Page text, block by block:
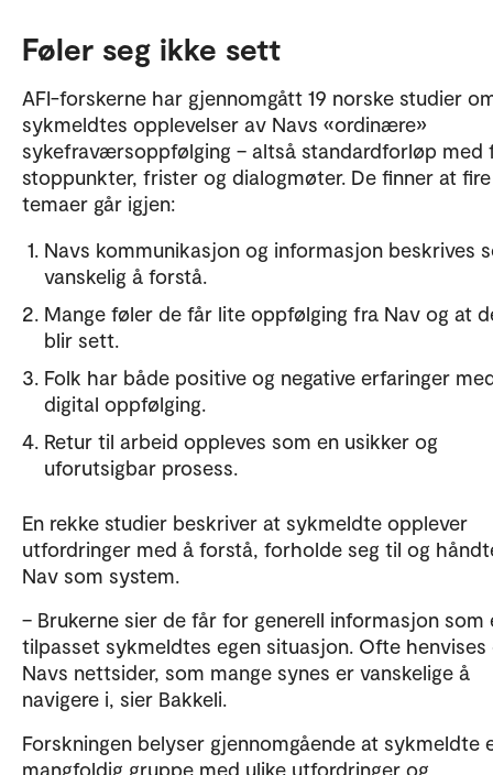
Føler seg ikke sett
AFI-forskerne har gjennomgått 19 norske studier
sykmeldtes opplevelser av Navs «ordinære»
sykefraværsoppfølging – altså standardforløp med
stoppunkter, frister og dialogmøter. De finner at fire
temaer går igjen:
Navs kommunikasjon og informasjon beskrives
vanskelig å forstå.
Mange føler de får lite oppfølging fra Nav og at
blir sett.
Folk har både positive og negative erfaringer
digital oppfølging.
Retur til arbeid oppleves som en usikker og
uforutsigbar prosess.
En rekke studier beskriver at sykmeldte opplever
utfordringer med å forstå, forholde seg til og
Nav som system.
– Brukerne sier de får for generell informasjon som
tilpasset sykmeldtes egen situasjon. Ofte henvises
Navs nettsider, som mange synes er vanskelige å
navigere i, sier Bakkeli.
Forskningen belyser gjennomgående at sykmeldte
mangfoldig gruppe med ulike utfordringer og